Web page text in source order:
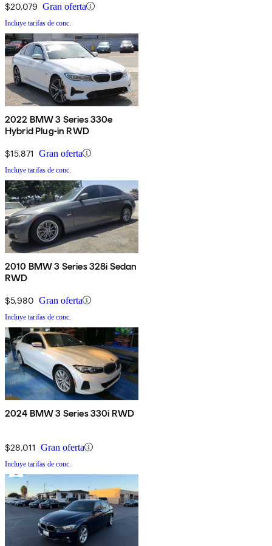
$20,079 Gran oferta
Incluye tarifas de conc.
2022 BMW 3 Series 330e
Hybrid Plug-in RWD
$15,871 Gran oferta
Incluye tarifas de conc.
2010 BMW 3 Series 328i Sedan
RWD
$5,980 Gran oferta
Incluye tarifas de conc.
2024 BMW 3 Series 330i RWD
$28,011 Gran oferta
Incluye tarifas de conc.